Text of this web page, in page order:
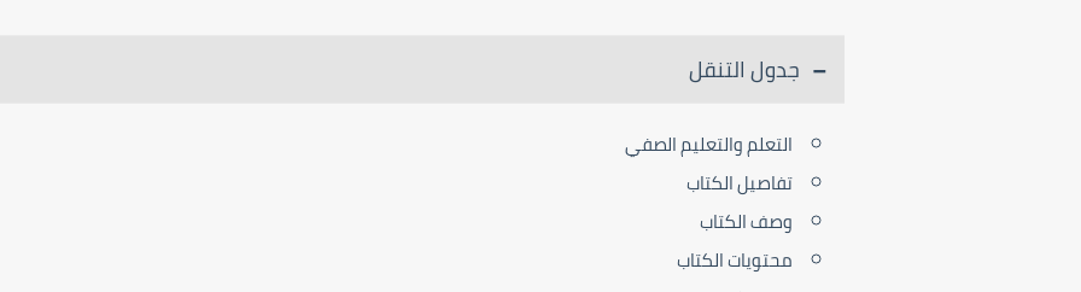
جدول التنقل
التعلم والتعليم الصفي
تفاصيل الكتاب
وصف الكتاب
محتويات الكتاب